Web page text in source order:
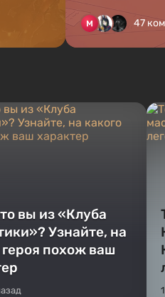
47
вы из «Клуба
Узнайте, на
героя похож ваш